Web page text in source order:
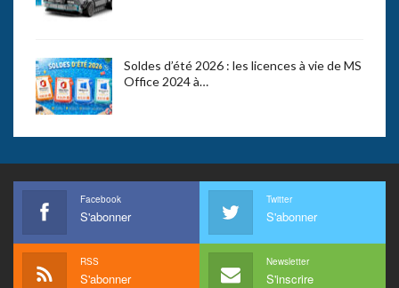
Soldes d’été 2026 : les licences à vie de MS
Office 2024 à…
Facebook
S'abonner
Twitter
S'abonner
RSS
S'abonner
Newsletter
S'inscrire